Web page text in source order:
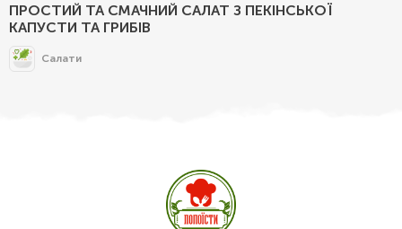
ПРОСТИЙ ТА СМАЧНИЙ САЛАТ З ПЕКІНСЬКОЇ
КАПУСТИ ТА ГРИБІВ
Салати